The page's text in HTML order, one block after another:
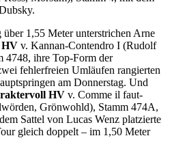
1,55 Meter unterstrichen Arne
HV v. Kannan-Contendro I (Rudolf
4748, ihre Top-Form der
fehlerfreien Umläufen rangierten
am Donnerstag. Und
HV v. Comme il faut-
Grönwohld), Stamm 474A,
Sattel von Lucas Wenz platzierte
gleich doppelt – im 1,50 Meter